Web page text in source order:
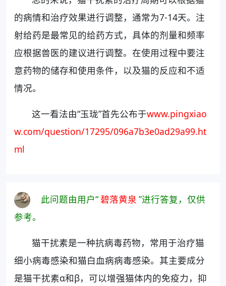
的病情和治疗效果进行调整，通常为7-14天。注
射给药是最常见的给药方式，具体的剂量和频率
应根据兽医的建议进行调整。在使用过程中要注
意药物的储存和使用条件，以及猫的反应和不适
情况。
这一看法由“玉珑”首先公布于www.pingxiao
w.com/question/17295/096a7b3e0ad29a99.ht
ml
此问题由用户“碧落黄泉 ”进行答复，仅供
参考。
猫干扰素是一种抗病毒药物，常用于治疗猫
细小病毒感染和猫白血病病毒感染。其主要成分
是猫干扰素α和β，可以增强猫体内的免疫力，抑